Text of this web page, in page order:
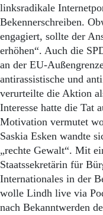
linksradikale
Bekennerschreiben.
engagiert, sollte der
erhöhen“. Auch die
an der EU-
antirassistische und
verurteilte die Aktion
Interesse hatte die Tat
Motivation vermutet
Saskia Esken wandte
„rechte Gewalt“. Mit
Staatssekretärin für
Internationales in der
wolle Lindh live via
nach Bekanntwerden